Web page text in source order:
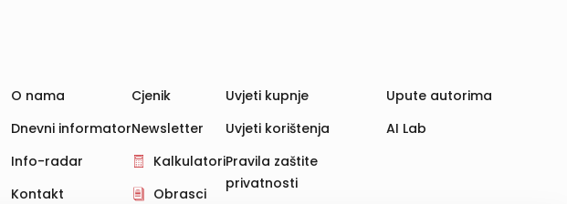
O nama
Dnevni informator
Info-radar
Kontakt
Cjenik
Newsletter
Kalkulatori
Obrasci
Uvjeti kupnje
Uvjeti korištenja
Pravila zaštite
privatnosti
Upute autorima
AI Lab